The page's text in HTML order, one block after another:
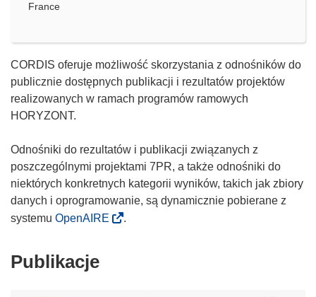
France
CORDIS oferuje możliwość skorzystania z odnośników do
publicznie dostępnych publikacji i rezultatów projektów
realizowanych w ramach programów ramowych
HORYZONT.
Odnośniki do rezultatów i publikacji związanych z
poszczególnymi projektami 7PR, a także odnośniki do
niektórych konkretnych kategorii wyników, takich jak zbiory
danych i oprogramowanie, są dynamicznie pobierane z
systemu OpenAIRE .
Publikacje